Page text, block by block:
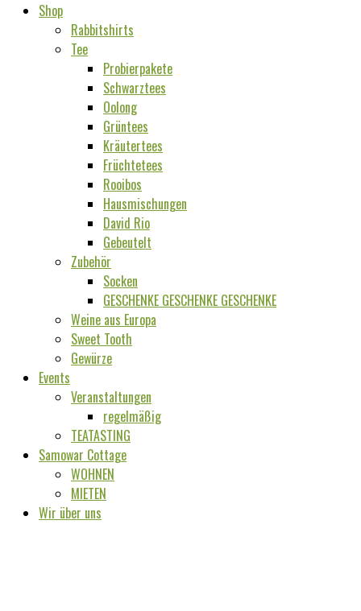
Shop
Rabbitshirts
Tee
Probierpakete
Schwarztees
Oolong
Grüntees
Kräutertees
Früchtetees
Rooibos
Hausmischungen
David Rio
Gebeutelt
Zubehör
Socken
GESCHENKE GESCHENKE GESCHENKE
Weine aus Europa
Sweet Tooth
Gewürze
Events
Veranstaltungen
regelmäßig
TEATASTING
Samowar Cottage
WOHNEN
MIETEN
Wir über uns